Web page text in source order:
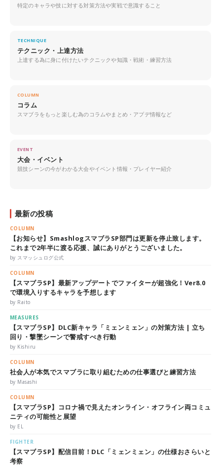
特定のキャラや技に対する対策方法や実戦で意識すること
TECHNIQUE
テクニック・上達方法
上達する為に身に付けたいテクニックや知識・戦術・練習方法
COLUMN
コラム
スマブラをもっと楽しむ為のコラムやまとめ・アプデ情報など
EVENT
大会・イベント
競技シーンの今がわかる大会やイベント情報・プレイヤー紹介
最新の投稿
COLUMN
【お知らせ】SmashlogスマブラSP部門は更新を停止致します。
これまで2年半に渡る応援、誠にありがとうございました。
by スマッシュログ公式
COLUMN
【スマブラSP】最新アップデートでファイターが超強化！Ver8.0
で環境入りするキャラを予想します
by Raito
MEASURES
【スマブラSP】DLC新キャラ「ミェンミェン」の対策方法 | 立ち
回り・撃墜シーンで警戒すべき行動
by Kishiru
COLUMN
社会人が本気でスマブラに取り組むための仕事選びと練習方法
by Masashi
COLUMN
【スマブラSP】コロナ禍で見えたオンライン・オフライン両コミュ
ニティの可能性と展望
by EL
FIGHTER
【スマブラSP】配信目前！DLC「ミェンミェン」の仕様おさらいと
考察